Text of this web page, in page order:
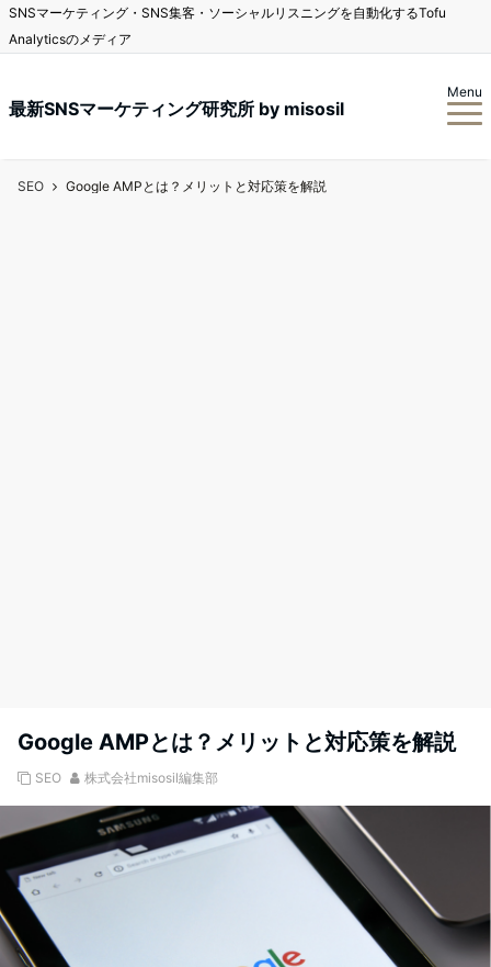
SNSマーケティング・SNS集客・ソーシャルリスニングを自動化するTofu
Analyticsのメディア
最新SNSマーケティング研究所 by misosil
Menu
SEO Google AMPとは？メリットと対応策を解説
Google AMPとは？メリットと対応策を解説
SEO 株式会社misosil編集部